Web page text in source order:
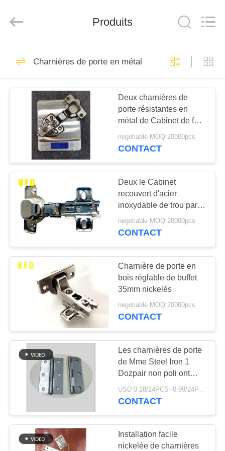
MAISON
PRODUITS
VIDÉOS
SUJET
DE
NOUS
VISITE
D'USINE
CONTRÔLE
QUALITÉ
CONTACTEZ-
NOUS
NOUVELLES
PLAN
DU
HongFengDa
Hardware
Charnières de porte
en métal
Charnière
affleurante
7
charnières de porte
résistantes
26
Enlevez les
charnières
16
Produits
Charnières de porte en métal
Deux charnières de
porte résistantes en
métal de Cabinet de fer
du trou SS201 polies
negotiable MOQ:20000pcs
CONTACT
Deux le Cabinet
recouvert d'acier
inoxydable de trou par
201 articule la
profondeur de 11.5mm
negotiable MOQ:20000pcs
CONTACT
Charnière de porte en
bois réglable de buffet
35mm nickelés
negotiable MOQ:20000pcs
CONTACT
Les charnières de porte
de Mme Steel Iron 1
Dozpair non poli ont
emballé des charnières
de porte de bout
CONTACT
Installation facile
nickelée de charnières